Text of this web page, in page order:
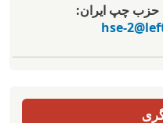
چپ ایران:
hse-